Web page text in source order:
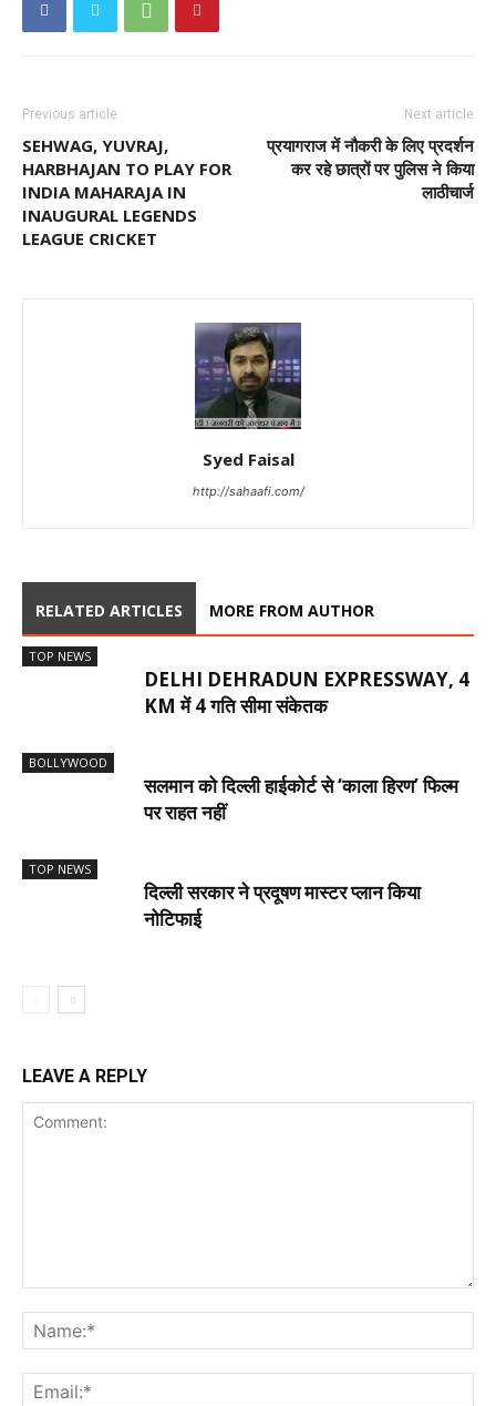
Previous article
SEHWAG, YUVRAJ,
HARBHAJAN TO PLAY FOR
INDIA MAHARAJA IN
INAUGURAL LEGENDS
LEAGUE CRICKET
Next article
प्रयागराज में नौकरी के लिए प्रदर्शन
कर रहे छात्रों पर पुलिस ने किया
लाठीचार्ज
Syed Faisal
http://sahaafi.com/
RELATED ARTICLES MORE FROM AUTHOR
TOP NEWS
DELHI DEHRADUN EXPRESSWAY, 4
KM में 4 गति सीमा संकेतक
BOLLYWOOD
सलमान को दिल्ली हाईकोर्ट से ‘काला हिरण’ फिल्म
पर राहत नहीं
TOP NEWS
दिल्ली सरकार ने प्रदूषण मास्टर प्लान किया
नोटिफाई
LEAVE A REPLY